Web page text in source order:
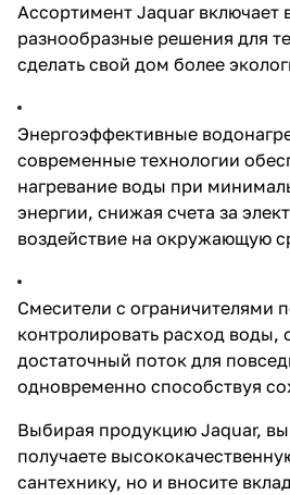
Ассортимент Jaquar включает
разнообразные решения для
сделать свой дом более
Энергоэффективные
современные технологии
нагревание воды при
энергии, снижая счета за
воздействие на окружающую
Смесители с ограничителями
контролировать расход воды,
достаточный поток для
одновременно способствуя
Выбирая продукцию Jaquar, вы
получаете
сантехнику, но и вносите